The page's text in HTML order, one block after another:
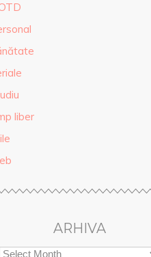
liber
ARHIVA